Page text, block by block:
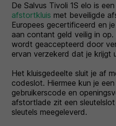
De Salvus Tivoli 1S elo is
afstortkluis met beveiligde
Europees gecertificeerd en
aan contant geld veilig in op.
wordt geaccepteerd door
ervan verzekerd dat je krijgt
Het kluisgedeelte sluit je af
codeslot. Hiermee kun je
gebruikerscode en
afstortlade zit een
sleutels meegeleverd.